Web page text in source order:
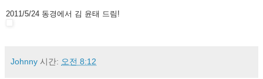
2011/5/24 동경에서 김 윤태 드림!
Johnny 시간: 오전 8:12